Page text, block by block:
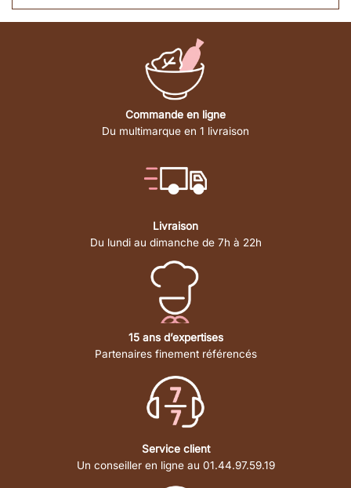
Commande en ligne
Du multimarque en 1 livraison
Livraison
Du lundi au dimanche de 7h à 22h
15 ans d’expertises
Partenaires finement référencés
Service client
Un conseiller en ligne au 01.44.97.59.19